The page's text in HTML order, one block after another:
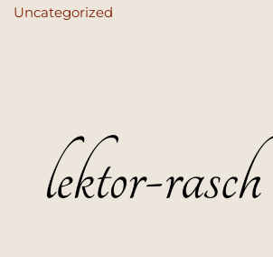
Uncategorized